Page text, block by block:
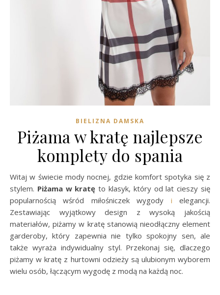
BIELIZNA DAMSKA
Piżama w kratę najlepsze
komplety do spania
Witaj w świecie mody nocnej, gdzie komfort spotyka się z
stylem. Piżama w kratę to klasyk, który od lat cieszy się
popularnością wśród miłośniczek wygody i elegancji.
Zestawiając wyjątkowy design z wysoką jakością
materiałów, piżamy w kratę stanowią nieodłączny element
garderoby, który zapewnia nie tylko spokojny sen, ale
także wyraża indywidualny styl. Przekonaj się, dlaczego
piżamy w kratę z hurtowni odzieży są ulubionym wyborem
wielu osób, łączącym wygodę z modą na każdą noc.